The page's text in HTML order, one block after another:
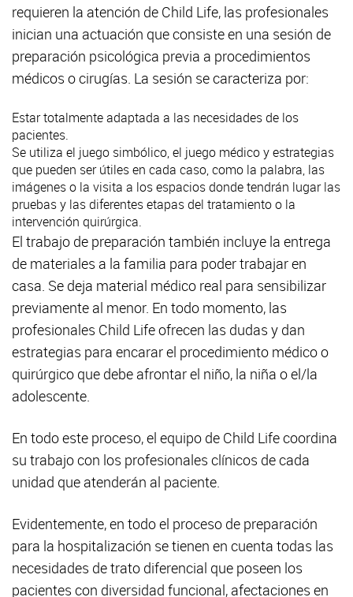
requieren la atención de Child Life, las profesionales
inician una actuación que consiste en una sesión de
preparación psicológica previa a procedimientos
médicos o cirugías. La sesión se caracteriza por:
Estar totalmente adaptada a las necesidades de los
pacientes.
Se utiliza el juego simbólico, el juego médico y estrategias
que pueden ser útiles en cada caso, como la palabra, las
imágenes o la visita a los espacios donde tendrán lugar las
pruebas y las diferentes etapas del tratamiento o la
intervención quirúrgica.
El trabajo de preparación también incluye la entrega
de materiales a la familia para poder trabajar en
casa. Se deja material médico real para sensibilizar
previamente al menor. En todo momento, las
profesionales Child Life ofrecen las dudas y dan
estrategias para encarar el procedimiento médico o
quirúrgico que debe afrontar el niño, la niña o el/la
adolescente.
En todo este proceso, el equipo de Child Life coordina
su trabajo con los profesionales clínicos de cada
unidad que atenderán al paciente.
Evidentemente, en todo el proceso de preparación
para la hospitalización se tienen en cuenta todas las
necesidades de trato diferencial que poseen los
pacientes con diversidad funcional, afectaciones en